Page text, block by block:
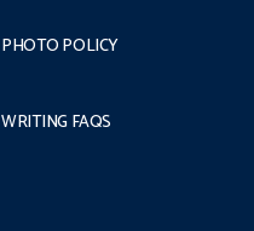
PHOTO POLICY
WRITING FAQS